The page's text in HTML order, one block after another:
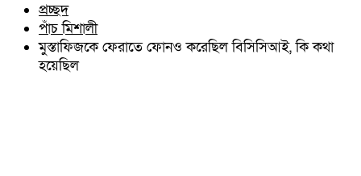
লালমাই
কুমিল্লার ঐতিহ্য
প্রচ্ছদ
পাঁচ মিশালী
মুস্তাফিজকে ফেরাতে ফোনও করেছিল বিসিসিআই, কি কথা
হয়েছিল